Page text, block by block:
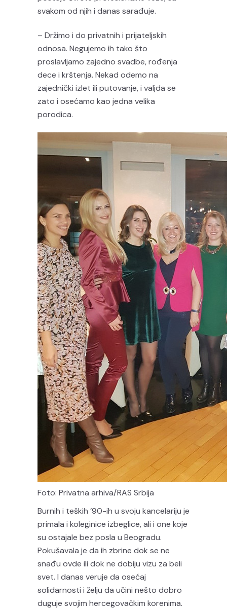
svakom od njih i danas sarađuje.
– Držimo i do privatnih i prijateljskih
odnosa. Negujemo ih tako što
proslavljamo zajedno svadbe, rođenja
dece i krštenja. Nekad odemo na
zajednički izlet ili putovanje, i valjda se
zato i osećamo kao jedna velika
porodica.
Foto: Privatna arhiva/RAS Srbija
Burnih i teških ’90-ih u svoju kancelariju je
primala i koleginice izbeglice, ali i one koje
su ostajale bez posla u Beogradu.
Pokušavala je da ih zbrine dok se ne
snađu ovde ili dok ne dobiju vizu za beli
svet. I danas veruje da osećaj
solidarnosti i želju da učini nešto dobro
duguje svojim hercegovačkim korenima.